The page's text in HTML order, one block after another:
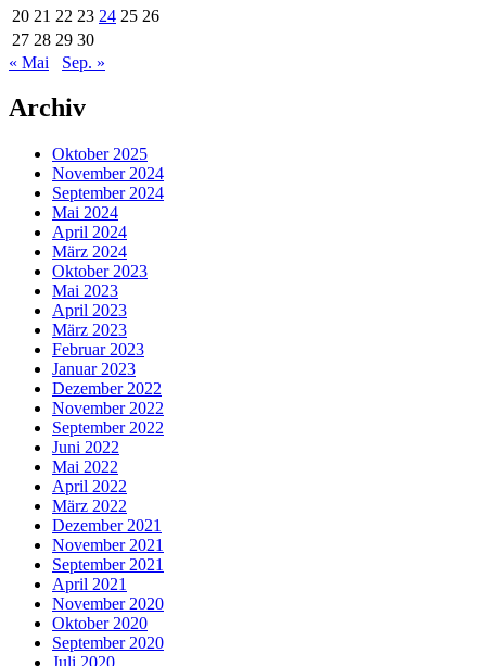
20 21 22 23 24 25 26
27 28 29 30
« Mai
Sep. »
Archiv
Oktober 2025
November 2024
September 2024
Mai 2024
April 2024
März 2024
Oktober 2023
Mai 2023
April 2023
März 2023
Februar 2023
Januar 2023
Dezember 2022
November 2022
September 2022
Juni 2022
Mai 2022
April 2022
März 2022
Dezember 2021
November 2021
September 2021
April 2021
November 2020
Oktober 2020
September 2020